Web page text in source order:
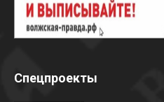
Спецпроекты